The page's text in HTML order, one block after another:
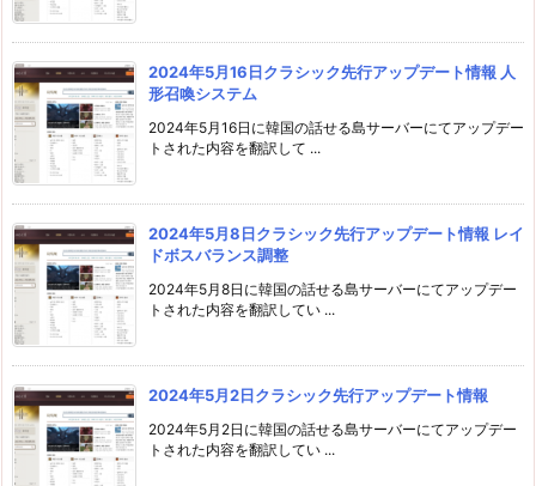
2024年5月16日クラシック先行アップデート情報 人
形召喚システム
2024年5月16日に韓国の話せる島サーバーにてアップデー
トされた内容を翻訳して ...
2024年5月8日クラシック先行アップデート情報 レイ
ドボスバランス調整
2024年5月8日に韓国の話せる島サーバーにてアップデー
トされた内容を翻訳してい ...
2024年5月2日クラシック先行アップデート情報
2024年5月2日に韓国の話せる島サーバーにてアップデー
トされた内容を翻訳してい ...